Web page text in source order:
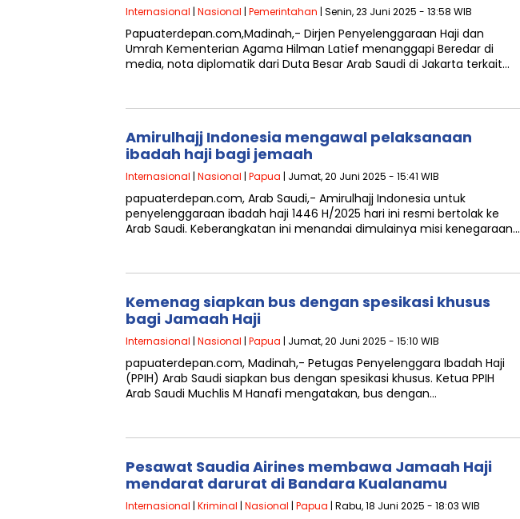
Internasional | Nasional | Pemerintahan | Senin, 23 Juni 2025 - 13:58 WIB
Papuaterdepan.com,Madinah,- Dirjen Penyelenggaraan Haji dan
Umrah Kementerian Agama Hilman Latief menanggapi Beredar di
media, nota diplomatik dari Duta Besar Arab Saudi di Jakarta terkait…
Amirulhajj Indonesia mengawal pelaksanaan
ibadah haji bagi jemaah
Internasional | Nasional | Papua | Jumat, 20 Juni 2025 - 15:41 WIB
papuaterdepan.com, Arab Saudi,- Amirulhajj Indonesia untuk
penyelenggaraan ibadah haji 1446 H/2025 hari ini resmi bertolak ke
Arab Saudi. Keberangkatan ini menandai dimulainya misi kenegaraan…
Kemenag siapkan bus dengan spesikasi khusus
bagi Jamaah Haji
Internasional | Nasional | Papua | Jumat, 20 Juni 2025 - 15:10 WIB
papuaterdepan.com, Madinah,- Petugas Penyelenggara Ibadah Haji
(PPIH) Arab Saudi siapkan bus dengan spesikasi khusus. Ketua PPIH
Arab Saudi Muchlis M Hanafi mengatakan, bus dengan…
Pesawat Saudia Airines membawa Jamaah Haji
mendarat darurat di Bandara Kualanamu
Internasional | Kriminal | Nasional | Papua | Rabu, 18 Juni 2025 - 18:03 WIB